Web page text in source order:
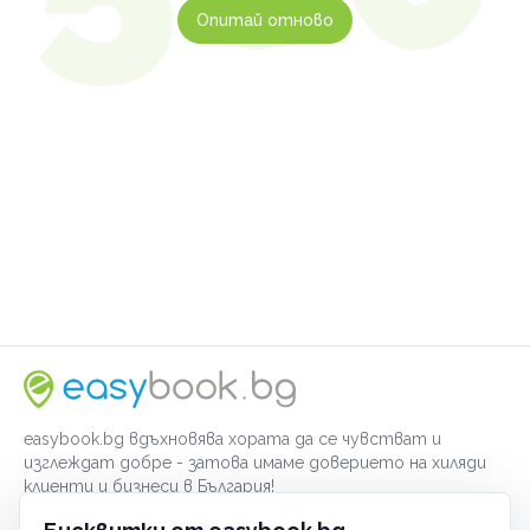
Опитай отново
easybook.bg вдъхновява хората да се чувстват и
изглеждат добре - затова имаме доверието на хиляди
клиенти и бизнеси в България!